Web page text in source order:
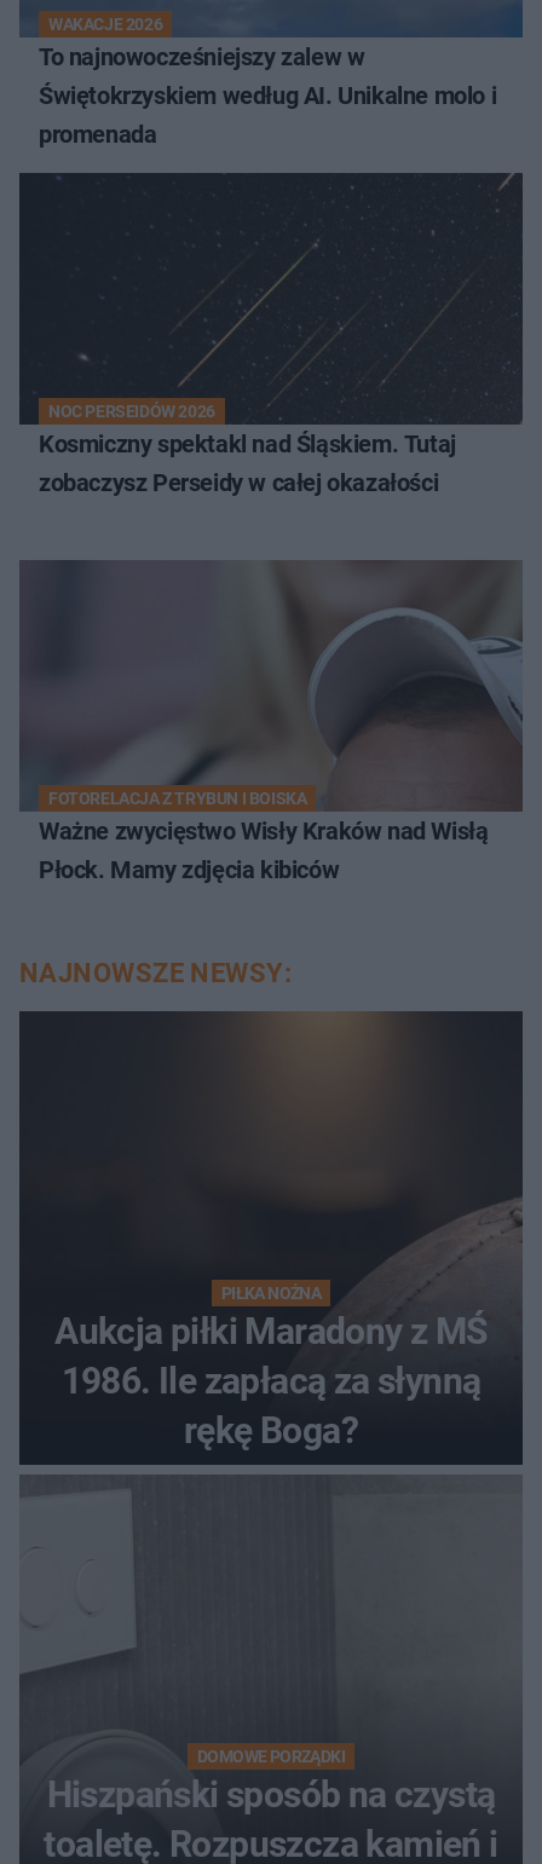
WAKACJE 2026
To najnowocześniejszy zalew w
Świętokrzyskiem według AI. Unikalne molo i
promenada
NOC PERSEIDÓW 2026
Kosmiczny spektakl nad Śląskiem. Tutaj
zobaczysz Perseidy w całej okazałości
FOTORELACJA Z TRYBUN I BOISKA
Ważne zwycięstwo Wisły Kraków nad Wisłą
Płock. Mamy zdjęcia kibiców
NAJNOWSZE NEWSY:
PIŁKA NOŻNA
Aukcja piłki Maradony z MŚ
1986. Ile zapłacą za słynną
rękę Boga?
DOMOWE PORZĄDKI
Hiszpański sposób na czystą
toaletę. Rozpuszcza kamień i